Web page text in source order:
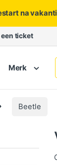
na
een ticket
Merk
Beetle